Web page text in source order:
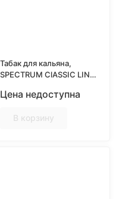
Табак для кальяна,
SPECTRUM ClASSIC LINE
(Яблочный штрудель)
Цена недоступна
В корзину